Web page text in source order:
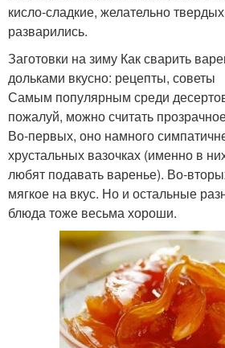
кисло-сладкие, желательно
разварились.
Заготовки на зиму Как сварить
дольками вкусно: рецепты, советы
Самым популярным среди
пожалуй, можно считать
Во-первых, оно намного
хрустальных вазочках (именно в
любят подавать варенье). Во-
мягкое на вкус. Но и остальные
блюда тоже весьма хороши.